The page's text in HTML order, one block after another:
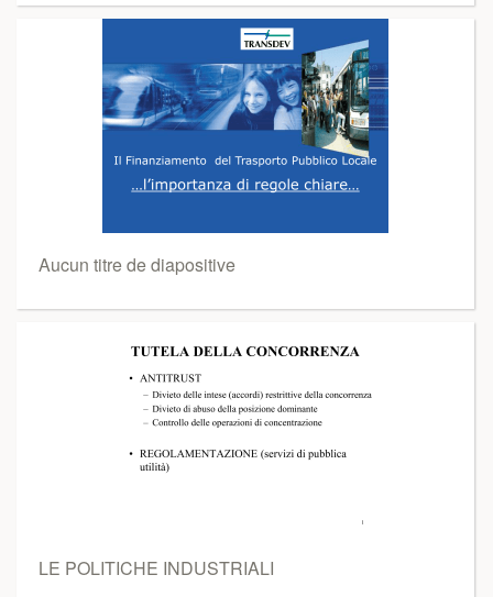
Aucun titre de diapositive
LE POLITICHE INDUSTRIALI